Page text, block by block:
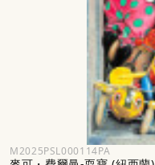
M2025PSL000114PA